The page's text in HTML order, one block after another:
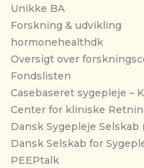
Unikke BA
Forskning & udvikling
hormonehealthdk
Oversigt over
Fondslisten
Casebaseret sygepleje –
Center for kliniske
Dansk Sygepleje Selskab
Dansk Selskab for
PEEPtalk